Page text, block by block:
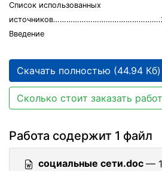
Список использованных
Введение
Скачать полностью (44.94 Кб)
Сколько стоит заказать
Работа содержит 1 файл
социальные сети.doc —